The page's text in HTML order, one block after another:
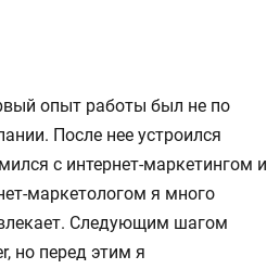
опыт работы был не по
После нее устроился
с интернет-маркетингом и
маркетологом я много
Следующим шагом
но перед этим я